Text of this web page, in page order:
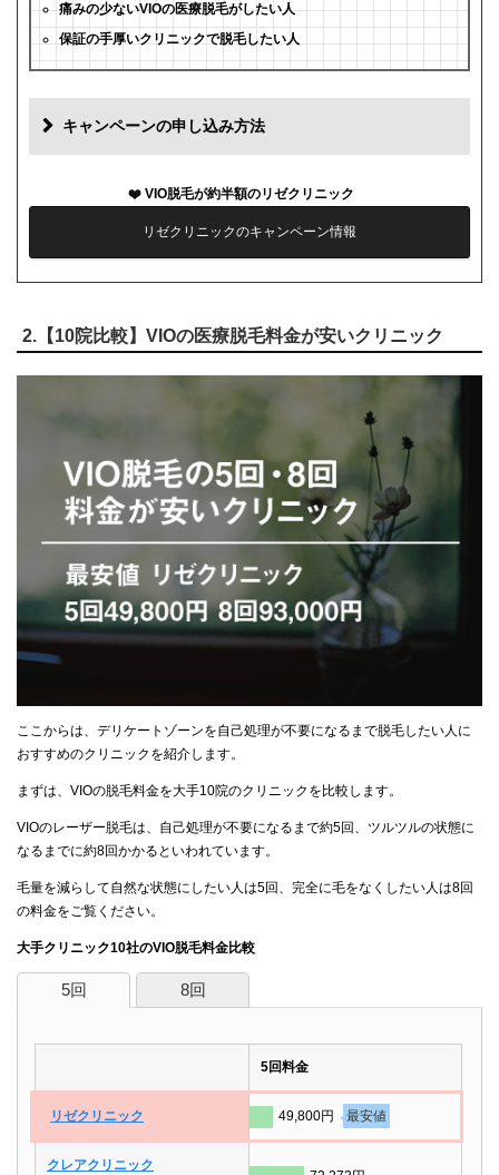
痛みの少ないVIOの医療脱毛がしたい人
保証の手厚いクリニックで脱毛したい人
キャンペーンの申し込み方法
VIO脱毛が約半額のリゼクリニック
リゼクリニックのキャンペーン情報
2.【10院比較】VIOの医療脱毛料金が安いクリニック
ここからは、デリケートゾーンを自己処理が不要になるまで脱毛したい人に
おすすめのクリニックを紹介します。
まずは、VIOの脱毛料金を大手10院のクリニックを比較します。
VIOのレーザー脱毛は、自己処理が不要になるまで約5回、ツルツルの状態に
なるまでに約8回かかるといわれています。
毛量を減らして自然な状態にしたい人は5回、完全に毛をなくしたい人は8回
の料金をご覧ください。
大手クリニック10社のVIO脱毛料金比較
5回 8回
5回料金
リゼクリニック 49,800円 最安値
クレアクリニック